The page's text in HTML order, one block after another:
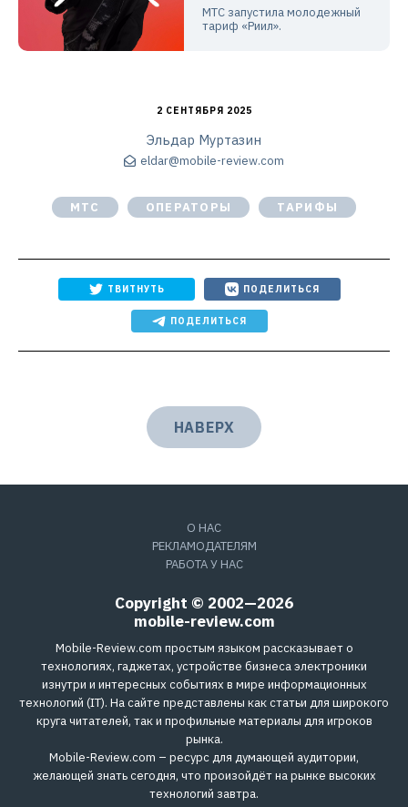
МТС запустила молодежный
тариф «Риил».
2 СЕНТЯБРЯ 2025
Эльдар Муртазин
eldar@mobile-review.com
МТС ОПЕРАТОРЫ ТАРИФЫ
ТВИТНУТЬ ПОДЕЛИТЬСЯ
ПОДЕЛИТЬСЯ
НАВЕРХ
О НАС
РЕКЛАМОДАТЕЛЯМ
РАБОТА У НАС
Copyright © 2002—2026
mobile-review.com
Mobile-Review.com простым языком рассказывает о
технологиях, гаджетах, устройстве бизнеса электроники
изнутри и интересных событиях в мире информационных
технологий (IT). На сайте представлены как статьи для широкого
круга читателей, так и профильные материалы для игроков
рынка.
Mobile-Review.com – ресурс для думающей аудитории,
желающей знать сегодня, что произойдёт на рынке высоких
технологий завтра.